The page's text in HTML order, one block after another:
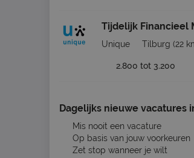
Tijdelijk Financieel
Unique Tilburg (22
2.800 tot 3.200
Dagelijks nieuwe vacatures
Mis nooit een vacature
Op basis van jouw voorkeuren
Zet stop wanneer je wilt